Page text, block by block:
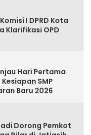
I DPRD Kota
Klarifikasi OPD
Hari Pertama
SMP
Baru 2026
Dorong Pemkot